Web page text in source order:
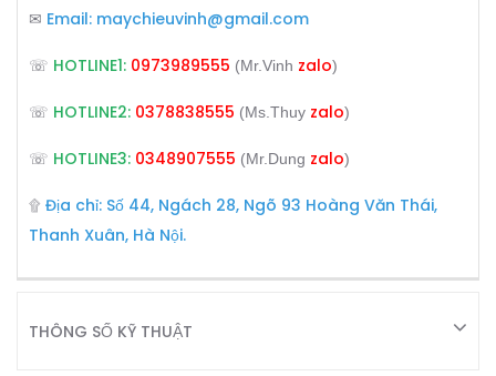
✉ Email: maychieuvinh@gmail.com
☏ HOTLINE1: 0973989555 (Mr.Vinh zalo)
☏ HOTLINE2: 0378838555 (Ms.Thuy zalo)
☏ HOTLINE3: 0348907555 (Mr.Dung zalo)
۩ Địa chỉ: Số 44, Ngách 28, Ngõ 93 Hoàng Văn Thái,
Thanh Xuân, Hà Nội.
THÔNG SỐ KỸ THUẬT